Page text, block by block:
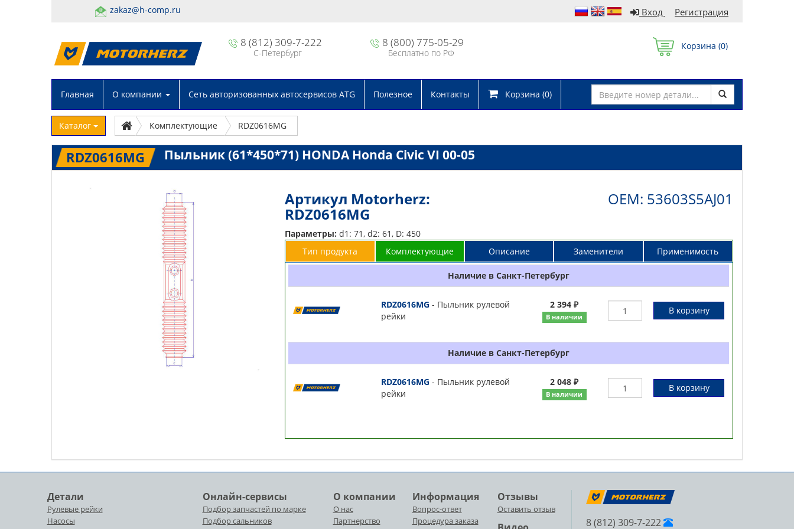
zakaz@h-comp.ru Вход Регистрация
8 (812) 309-7-222
С-Петербург
8 (800) 775-05-29
Бесплатно по РФ
Корзина (0)
Главная О компании Сеть авторизованных автосервисов ATG Полезное Контакты Корзина (0)
Каталог Комплектующие RDZ0616MG
RDZ0616MG Пыльник (61*450*71) HONDA Honda Civic VI 00-05
Артикул Motorherz:
RDZ0616MG
OEM: 53603S5AJ01
Параметры: d1: 71, d2: 61, D: 450
Тип продукта
Комплектующие Описание Заменители Применимость
Наличие в Санкт-Петербург
RDZ0616MG - Пыльник рулевой
рейки
2 394 ₽
В наличии
В корзину
Наличие в Санкт-Петербург
RDZ0616MG - Пыльник рулевой
рейки
2 048 ₽
В наличии
В корзину
Детали
Рулевые рейки
Насосы
Онлайн-сервисы
Подбор запчастей по марке
Подбор сальников
О компании
О нас
Партнерство
Информация
Вопрос-ответ
Процедура заказа
Отзывы
Оставить отзыв
8 (812) 309-7-222